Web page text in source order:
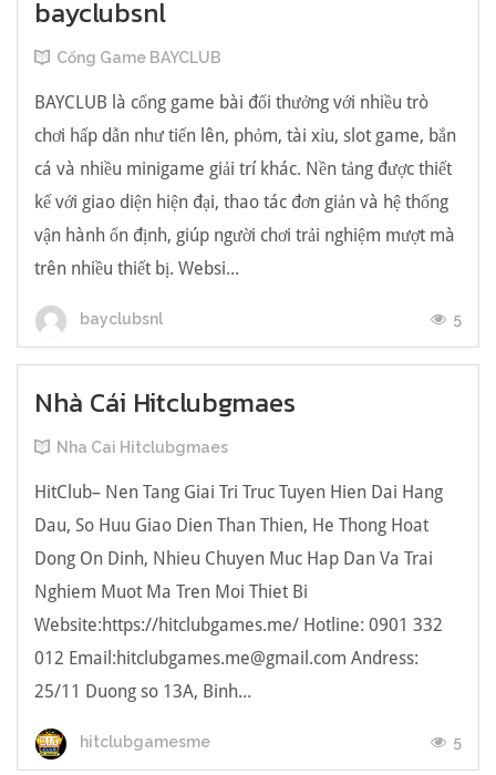
bayclubsnl
Cổng Game BAYCLUB
BAYCLUB là cổng game bài đổi thưởng với nhiều trò
chơi hấp dẫn như tiến lên, phỏm, tài xỉu, slot game, bắn
cá và nhiều minigame giải trí khác. Nền tảng được thiết
kế với giao diện hiện đại, thao tác đơn giản và hệ thống
vận hành ổn định, giúp người chơi trải nghiệm mượt mà
trên nhiều thiết bị. Websi...
bayclubsnl 5
Nhà Cái Hitclubgmaes
Nha Cai Hitclubgmaes
HitClub– Nen Tang Giai Tri Truc Tuyen Hien Dai Hang
Dau, So Huu Giao Dien Than Thien, He Thong Hoat
Dong On Dinh, Nhieu Chuyen Muc Hap Dan Va Trai
Nghiem Muot Ma Tren Moi Thiet Bi
Website:https://hitclubgames.me/ Hotline: 0901 332
012 Email:hitclubgames.me@gmail.com Andress:
25/11 Duong so 13A, Binh...
hitclubgamesme 5